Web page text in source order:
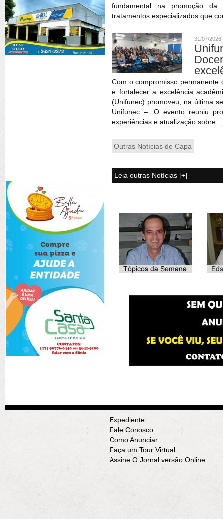
fundamental na promoção da
tratamentos especializados que
31/07/2026
Com o compromisso permanente
e fortalecer a excelência
(Unifunec) promoveu, na última
Unifunec –. O evento reuniu
experiências e atualização sobre
Outras Notícias de Capa
Leia outras Notícias [+]
Expediente
Fale Conosco
Como Anunciar
Faça um Tour Virtual
Assine O Jornal versão Online